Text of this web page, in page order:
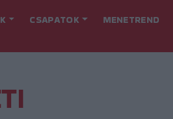
CSAPATOK MENETREND